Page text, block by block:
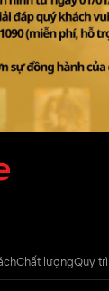
Chất lượngQuy